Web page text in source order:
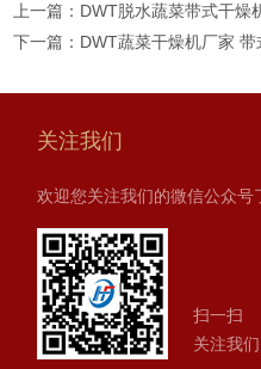
上一篇： DWT脱水蔬菜带式干燥
下一篇： DWT蔬菜干燥机厂家 带
关注我们
欢迎您关注我们的微信公众号
扫一扫
关注我们